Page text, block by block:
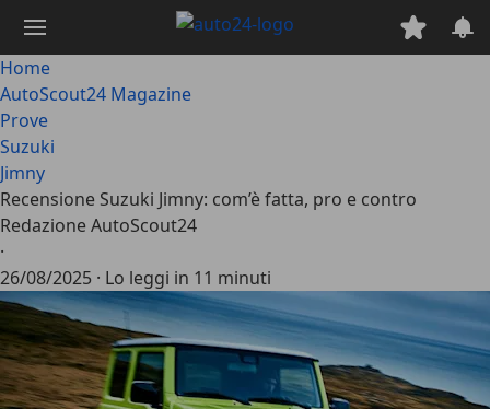
contenuto
principale
Home
AutoScout24 Magazine
Prove
Suzuki
Jimny
Recensione Suzuki Jimny: com’è fatta, pro e contro
Redazione AutoScout24
·
26/08/2025 · Lo leggi in 11 minuti